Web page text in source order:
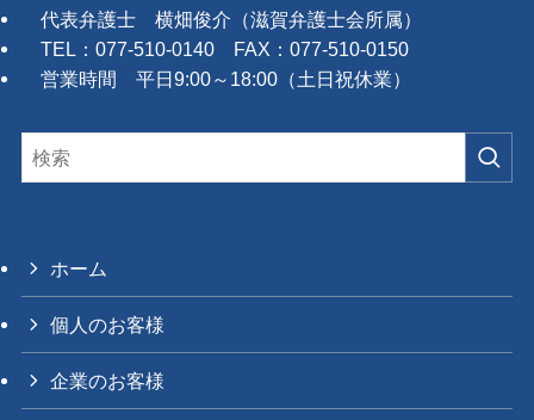
代表弁護士 横畑俊介（滋賀弁護士会所属）
TEL：077-510-0140 FAX：077-510-0150
営業時間 平日9:00～18:00（土日祝休業）
ホーム
個人のお客様
企業のお客様